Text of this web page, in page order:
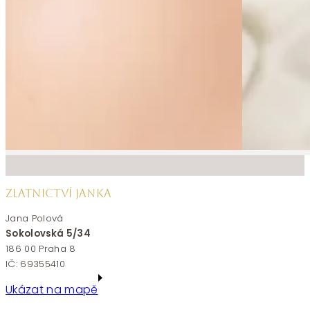
ZLATNICTVÍ JANKA
Jana Polová
Sokolovská 5/34
186 00 Praha 8
IČ: 69355410
Ukázat na mapě